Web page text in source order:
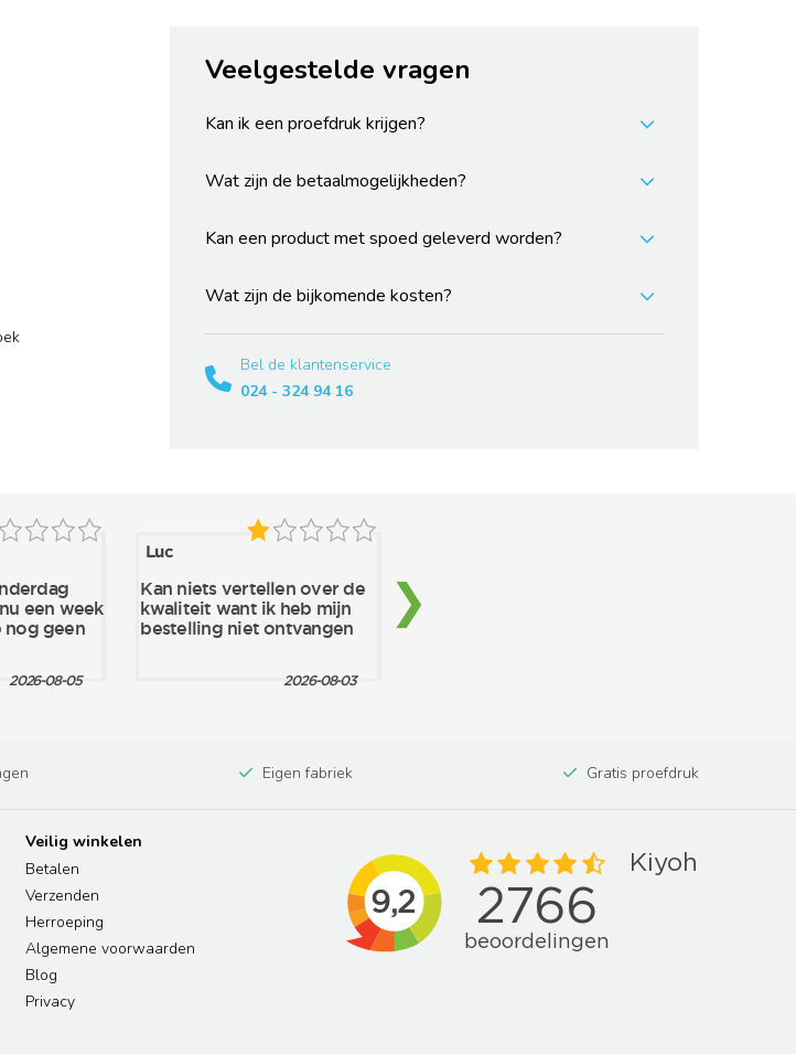
Veelgestelde vragen
Kan ik een proefdruk krijgen?
Wat zijn de betaalmogelijkheden?
Kan een product met spoed geleverd worden?
Wat zijn de bijkomende kosten?
Bel de klantenservice
024 - 324 94 16
Eigen fabriek Gratis proefdruk
Veilig winkelen
Betalen
Verzenden
Herroeping
Algemene voorwaarden
Blog
Privacy